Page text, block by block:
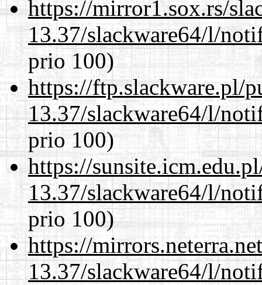
https://mirror1.sox.rs/
13.37/slackware64/l/
prio 100)
https://ftp.slackware.pl/
13.37/slackware64/l/
prio 100)
https://
13.37/slackware64/l/
prio 100)
https://
13.37/slackware64/l/